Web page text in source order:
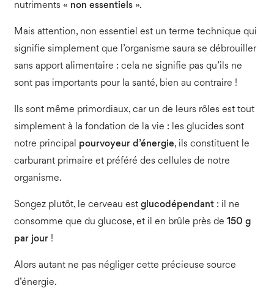
nutriments « non essentiels».
Mais attention, non essentiel est un terme technique qui
signifie simplement que l’organisme saura se débrouiller
sans apport alimentaire : cela ne signifie pas qu’ils ne
sont pas importants pour la santé, bien au contraire !
Ils sont même primordiaux, car un de leurs rôles est tout
simplement à la fondation de la vie : les glucides sont
notre principal
pourvoyeur d’énergie, ils constituent le
carburant primaire et préféré des cellules de notre
organisme.
Songez plutôt, le cerveau est glucodépendant: il ne
consomme que du glucose, et il en brûle près de 150 g
par jour!
Alors autant ne pas négliger cette précieuse source
d’énergie.